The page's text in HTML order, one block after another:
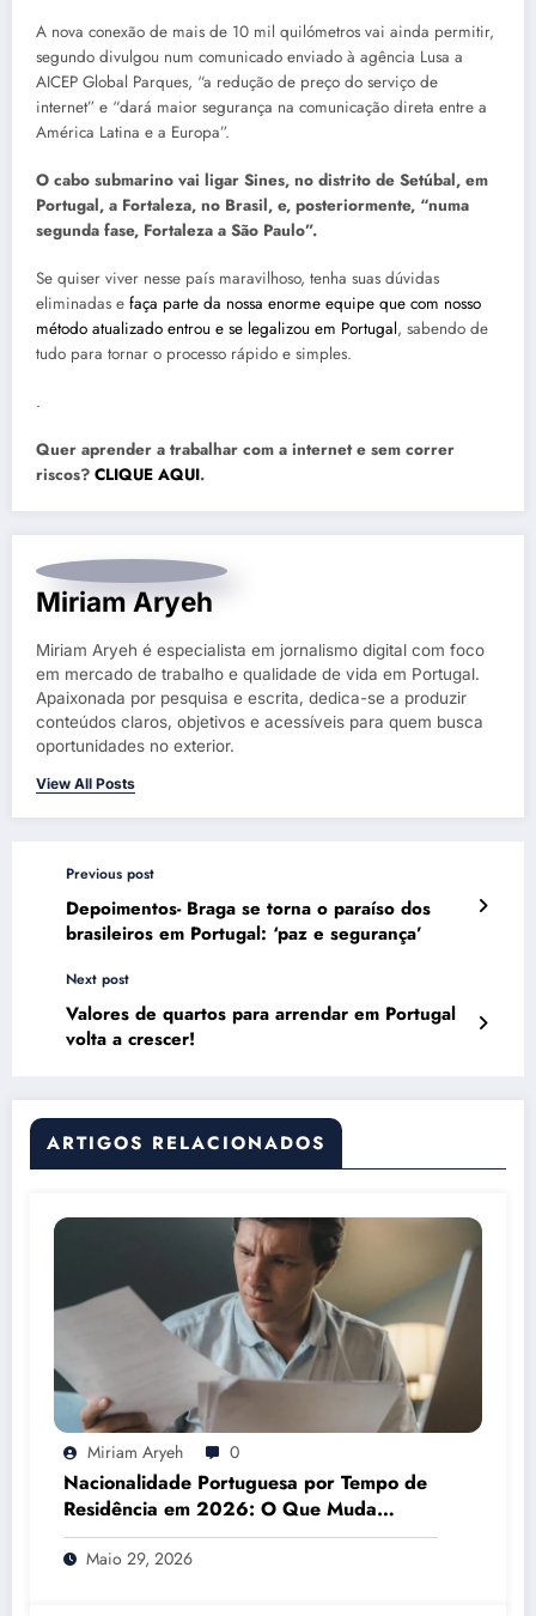
A nova conexão de mais de 10 mil quilómetros vai ainda permitir,
segundo divulgou num comunicado enviado à agência Lusa a
AICEP Global Parques, “a redução de preço do serviço de
internet” e “dará maior segurança na comunicação direta entre a
América Latina e a Europa”.
O cabo submarino vai ligar Sines, no distrito de Setúbal, em
Portugal, a Fortaleza, no Brasil, e, posteriormente, “numa
segunda fase, Fortaleza a São Paulo”.
Se quiser viver nesse país maravilhoso, tenha suas dúvidas
eliminadas e faça parte da nossa enorme equipe que com nosso
método atualizado entrou e se legalizou em Portugal, sabendo de
tudo para tornar o processo rápido e simples.
.
Quer aprender a trabalhar com a internet e sem correr
riscos? CLIQUE AQUI.
Miriam Aryeh
Miriam Aryeh é especialista em jornalismo digital com foco
em mercado de trabalho e qualidade de vida em Portugal.
Apaixonada por pesquisa e escrita, dedica-se a produzir
conteúdos claros, objetivos e acessíveis para quem busca
oportunidades no exterior.
View All Posts
Previous post
Depoimentos- Braga se torna o paraíso dos
brasileiros em Portugal: ‘paz e segurança’
Next post
Valores de quartos para arrendar em Portugal
volta a crescer!
ARTIGOS RELACIONADOS
Miriam Aryeh 0
Nacionalidade Portuguesa por Tempo de
Residência em 2026: O Que Muda
Mesmo
Maio 29, 2026